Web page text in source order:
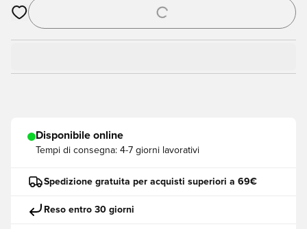
Apre una finestra modale per accedere o registrarsi come
Disponibile online
Tempi di consegna: 4-7 giorni lavorativi
Spedizione gratuita per acquisti superiori a 69€
Reso entro 30 giorni